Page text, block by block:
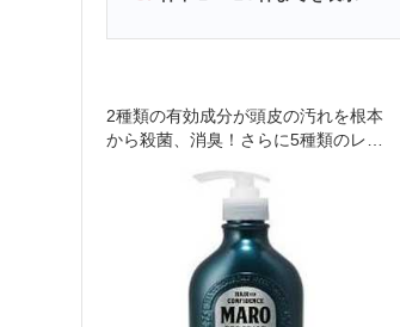
2種類の有効成分が頭皮の汚れを根本
から殺菌、消臭！さらに5種類のレア
いスカルプケアトリートメントを実